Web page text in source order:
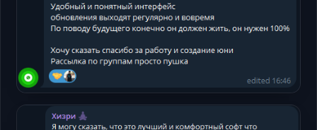
Telegram 打开